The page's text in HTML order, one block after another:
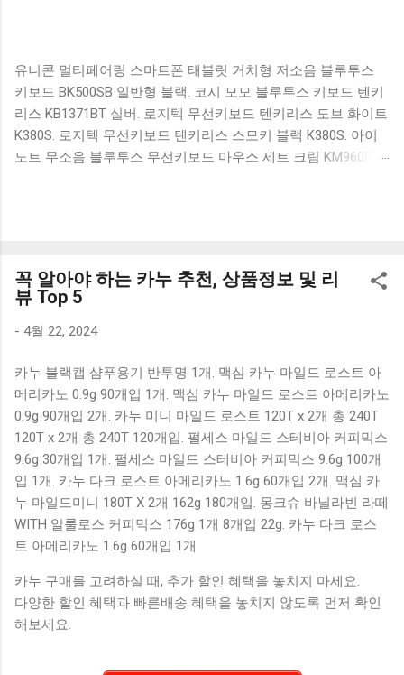
유니콘 멀티페어링 스마트폰 태블릿 거치형 저소음 블루투스
키보드 BK500SB 일반형 블랙. 코시 모모 블루투스 키보드 텐키
리스 KB1371BT 실버. 로지텍 무선키보드 텐키리스 도브 화이트
K380S. 로지텍 무선키보드 텐키리스 스모키 블랙 K380S. 아이
노트 무소음 블루투스 무선키보드 마우스 세트 크림 KM960RB
혜택을 놓치지 마세요. 다양한 할인 혜택과 빠른배송 혜택을 놓
치지 않도록 먼저 확인해보세요. 추가할인 확인하기 상품 하나
를 사더라도 종류도 많고, 가격도 다양해서 결정이 많이 어려우
많을 수 밖에 없습니다. 다양한 상품들을 상세스펙 과 가격 을
꼼꼼히 비교해서 구매하실 수 있도록 순위 추천 해드릴게요. 특
가상품 보러가기 추천상품 Best 유니콘 멀티페어링 스마트폰
태블릿 거치형 저소음 블루투스 키보드, BK-500SB, 일반형, 블
랙 유니콘 멀티페어링 스마트폰 태...
꼭 알아야 하는 카누 추천, 상품정보 및 리
뷰 Top 5
- 4월 22, 2024
카누 블랙캡 샴푸용기 반투명 1개. 맥심 카누 마일드 로스트 아
메리카노 0.9g 90개입 1개. 맥심 카누 마일드 로스트 아메리카노
0.9g 90개입 2개. 카누 미니 마일드 로스트 120T x 2개 총 240T
120T x 2개 총 240T 120개입. 펄세스 마일드 스테비아 커피믹스
9.6g 30개입 1개. 펄세스 마일드 스테비아 커피믹스 9.6g 100개
입 1개. 카누 다크 로스트 아메리카노 1.6g 60개입 2개. 맥심 카
누 마일드미니 180T X 2개 162g 180개입. 몽크슈 바닐라빈 라떼
WITH 알룰로스 커피믹스 176g 1개 8개입 22g. 카누 다크 로스
트 아메리카노 1.6g 60개입 1개
카누 구매를 고려하실 때, 추가 할인 혜택을 놓치지 마세요.
다양한 할인 혜택과 빠른배송 혜택을 놓치지 않도록 먼저 확인
해보세요.